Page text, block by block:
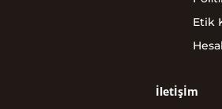
Etik
İletİşİm